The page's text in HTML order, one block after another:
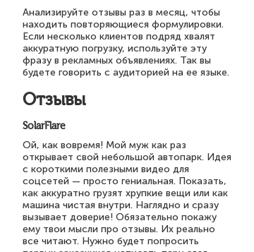
Анализируйте отзывы раз в месяц, чтобы
находить повторяющиеся формулировки.
Если несколько клиентов подряд хвалят
аккуратную погрузку, используйте эту
фразу в рекламных объявлениях. Так вы
будете говорить с аудиторией на ее языке.
Отзывы
SolarFlare
Ой, как вовремя! Мой муж как раз
открывает свой небольшой автопарк. Идея
с короткими полезными видео для
соцсетей — просто гениальная. Показать,
как аккуратно грузят хрупкие вещи или как
машина чистая внутри. Наглядно и сразу
вызывает доверие! Обязательно покажу
ему твои мысли про отзывы. Их реально
все читают. Нужно будет попросить